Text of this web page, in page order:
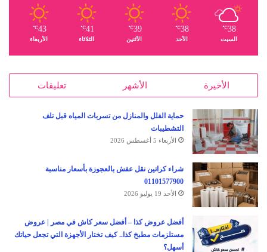
38
℃
السبت
38
℃
الأحد
39
℃
الأثنين
41
℃
الثلاثاء
43
℃
الأربعاء
الأخيرة الأشهر تعليقات
حماية الفلل والمنازل من تسربات المياه قبل تلف
التشطيبات
الأربعاء 5 أغسطس 2026
شراء كراتين نقل عفش بالعجوزة بأسعار مناسبة
01101577900
الأحد 19 يوليو 2026
أفضل عروض كذا – أفضل سعر كاش في مصر | عروض
مستلزمات مطبخ كذا.. كيف تختار الأجهزة التي تجعل حياتك
أسهل؟